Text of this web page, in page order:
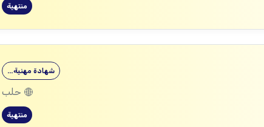
منتهية
شهادة مهنية…
حلب
منتهية